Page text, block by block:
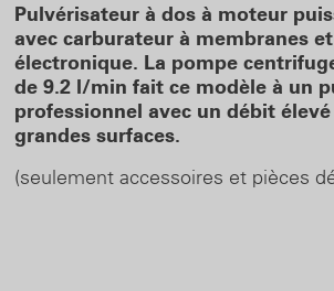
Pulvérisateur à dos à moteur
avec carburateur à membranes
électronique. La pompe
de 9.2 l/min fait ce modèle à un
professionnel avec un débit
grandes surfaces.
(seulement accessoires et pièces